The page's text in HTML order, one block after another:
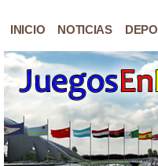
INICIO NOTICIAS